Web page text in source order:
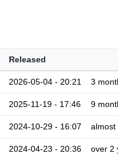
Released
2026-05-04 - 20:21 3
2025-11-19 - 17:46 9
2024-10-29 - 16:07 almost
2024-04-23 - 20:36 over 2